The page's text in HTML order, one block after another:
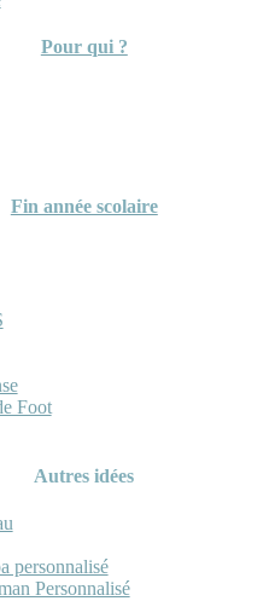
Pour qui ?
Fin année scolaire
Foot
Autres idées
personnalisé
Personnalisé